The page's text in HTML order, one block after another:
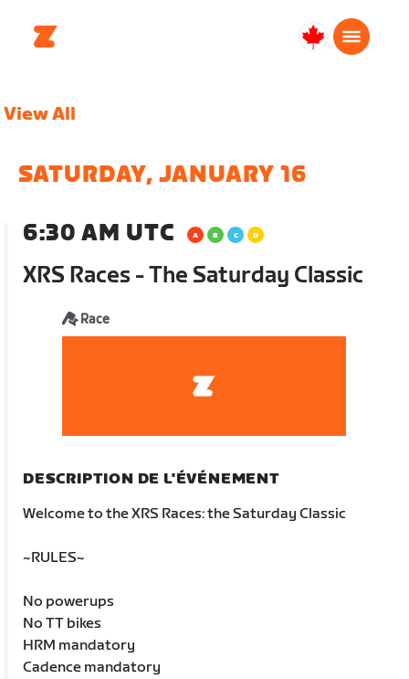
Canada
View All
SATURDAY, JANUARY 16
6:30 AM UTC
XRS Races - The Saturday Classic
Race
DESCRIPTION DE L'ÉVÉNEMENT
Welcome to the XRS Races: the Saturday Classic
~RULES~
No powerups
No TT bikes
HRM mandatory
Cadence mandatory